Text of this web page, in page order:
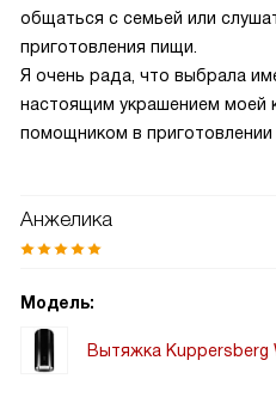
общаться с семьей или
приготовления пищи.
Я очень рада, что выбрала
настоящим украшением моей
помощником в
Анжелика
Модель:
Вытяжка Kuppersberg